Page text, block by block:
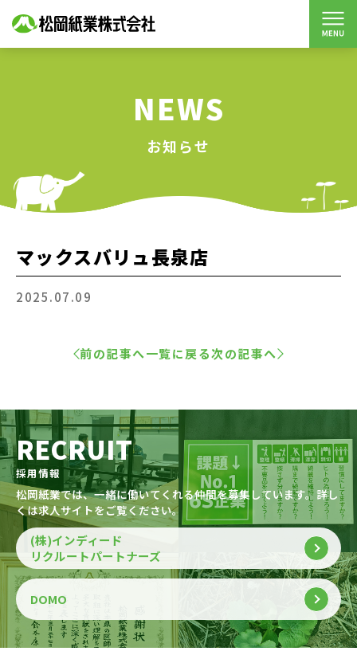
NEWS
お知らせ
マックスバリュ長泉店
2025.07.09
前の記事へ一覧に戻る次の記事へ
RECRUIT
採用情報
松岡紙業では、一緒に働いてくれる仲間を募集しています。詳し
くは求人サイトをご覧ください。
(株)インディード
リクルートパートナーズ
DOMO